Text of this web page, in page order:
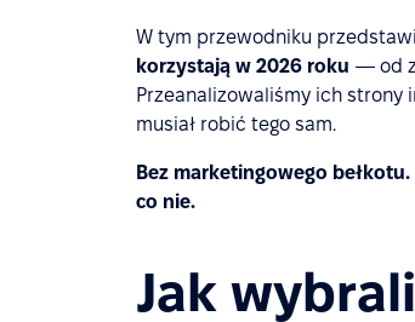
W tym przewodniku
korzystają w 2026 roku — od
Przeanalizowaliśmy ich strony
musiał robić tego sam.
Bez marketingowego
co nie.
Jak